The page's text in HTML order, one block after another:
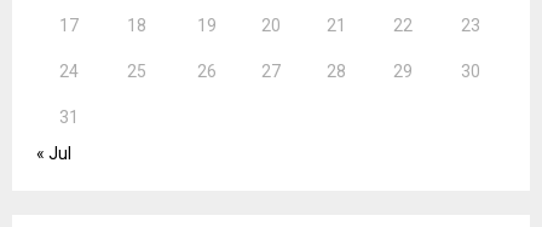
17 18 19 20 21 22 23
24 25 26 27 28 29 30
31
« Jul